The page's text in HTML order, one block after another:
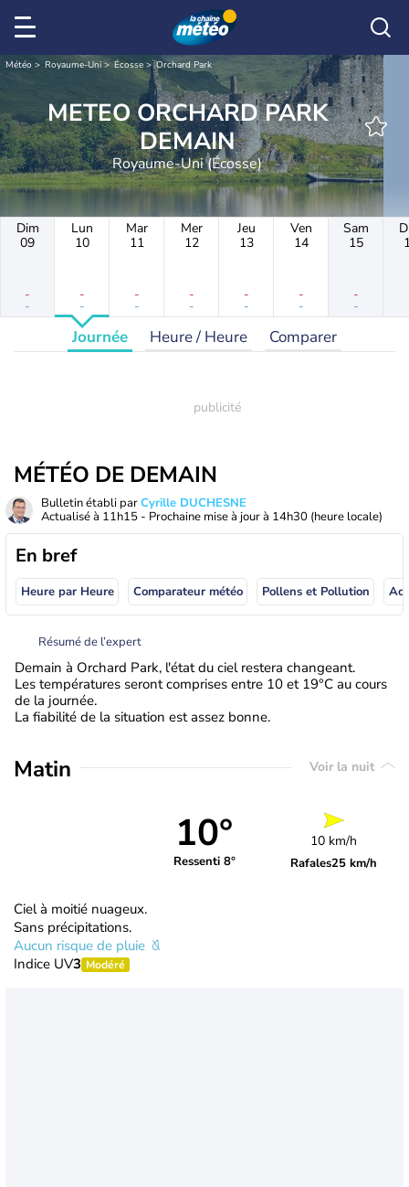
Météo Royaume-Uni Écosse Orchard Park
METEO ORCHARD PARK
DEMAIN
Royaume-Uni (Écosse)
Dim
09
-
-
Lun
10
-
-
Mar
11
-
-
Mer
12
-
-
Jeu
13
-
-
Ven
14
-
-
Sam
15
-
-
Journée Heure / Heure Comparer
MÉTÉO DE DEMAIN
Bulletin établi parCyrille DUCHESNE
Actualisé à 11h15 - Prochaine mise à jour à 14h30 (heure locale)
En bref
Heure par Heure Comparateur météo Pollens et Pollution
Résumé de l’expert
Demain à Orchard Park, l'état du ciel restera changeant.
Les températures seront comprises entre 10 et 19°C au cours
de la journée.
La fiabilité de la situation est assez bonne.
Matin Voir la nuit
10°
Ressenti 8°
10 km/h
Rafales25 km/h
Ciel à moitié nuageux.
Sans précipitations.
Aucun risque de pluie
Indice UV3 Modéré